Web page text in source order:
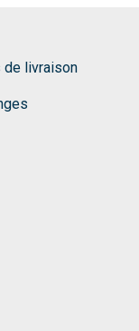
de livraison